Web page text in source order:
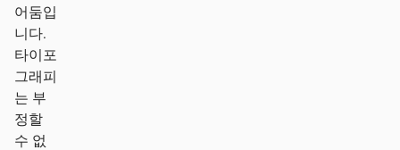
어둠입
니다.
타이포
그래피
는 부
정할
수 없